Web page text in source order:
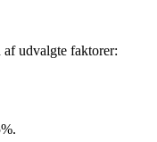
af udvalgte faktorer: